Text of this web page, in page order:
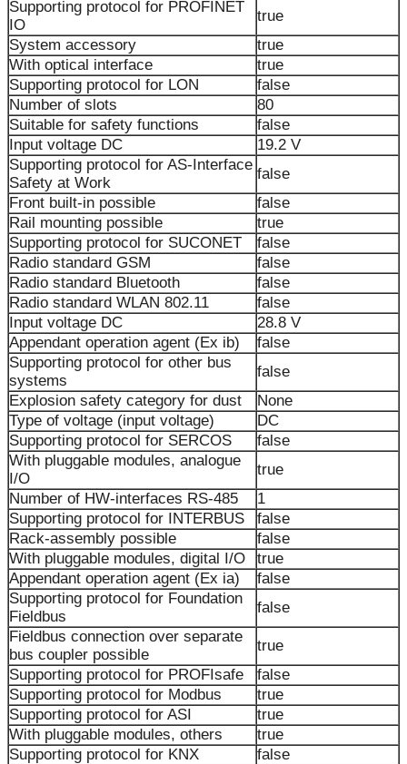
Supporting protocol for PROFINET
IO
true
System accessory
true
With optical interface
true
Supporting protocol for LON
false
Number of slots
80
Suitable for safety functions
false
Input voltage DC
19.2 V
Supporting protocol for AS-Interface
Safety at Work
false
Front built-in possible
false
Rail mounting possible
true
Supporting protocol for SUCONET
false
Radio standard GSM
false
Radio standard Bluetooth
false
Radio standard WLAN 802.11
false
Input voltage DC
28.8 V
Appendant operation agent (Ex ib)
false
Supporting protocol for other bus
systems
false
Explosion safety category for dust
None
Type of voltage (input voltage)
DC
Supporting protocol for SERCOS
false
With pluggable modules, analogue
I/O
true
Number of HW-interfaces RS-485
1
Supporting protocol for INTERBUS
false
Rack-assembly possible
false
With pluggable modules, digital I/O
true
Appendant operation agent (Ex ia)
false
Supporting protocol for Foundation
Fieldbus
false
Fieldbus connection over separate
bus coupler possible
true
Supporting protocol for PROFIsafe
false
Supporting protocol for Modbus
true
Supporting protocol for ASI
true
With pluggable modules, others
true
Supporting protocol for KNX
false